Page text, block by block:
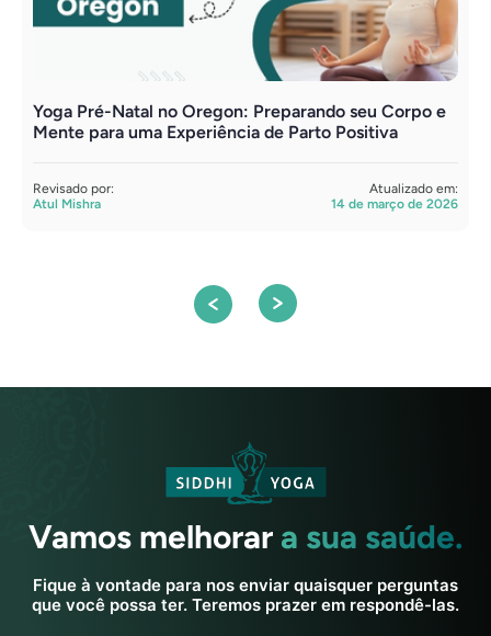
Yoga Pré-Natal no Oregon: Preparando seu Corpo e
Mente para uma Experiência de Parto Positiva
Revisado por:
Atul Mishra
Atualizado em:
14 de março de 2026
Vamos melhorar a sua saúde.
Fique à vontade para nos enviar quaisquer perguntas
que você possa ter. Teremos prazer em respondê-las.